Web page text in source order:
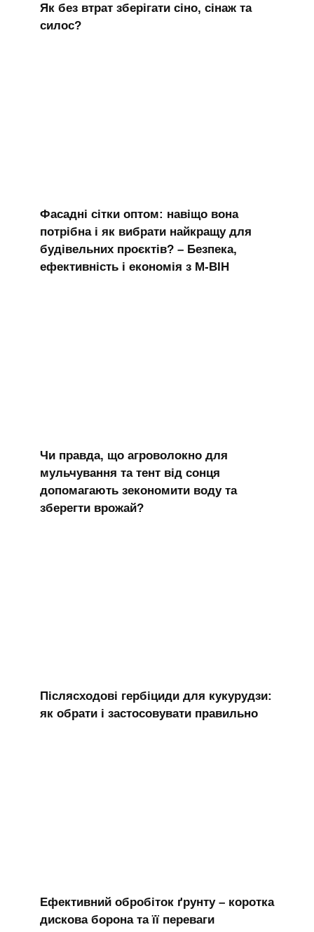
Як без втрат зберігати сіно, сінаж та
силос?
Фасадні сітки оптом: навіщо вона
потрібна і як вибрати найкращу для
будівельних проєктів? – Безпека,
ефективність і економія з М-ВІН
Чи правда, що агроволокно для
мульчування та тент від сонця
допомагають зекономити воду та
зберегти врожай?
Післясходові гербіциди для кукурудзи:
як обрати і застосовувати правильно
Ефективний обробіток ґрунту – коротка
дискова борона та її переваги